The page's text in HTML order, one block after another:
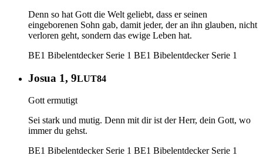
Denn so hat Gott die Welt geliebt, dass er seinen
eingeborenen Sohn gab, damit jeder, der an ihn glauben, nicht
verloren geht, sondern das ewige Leben hat.
BE1 Bibelentdecker Serie 1 BE1 Bibelentdecker Serie 1
Josua 1, 9LUT84
Gott ermutigt
Sei stark und mutig. Denn mit dir ist der Herr, dein Gott, wo
immer du gehst.
BE1 Bibelentdecker Serie 1 BE1 Bibelentdecker Serie 1